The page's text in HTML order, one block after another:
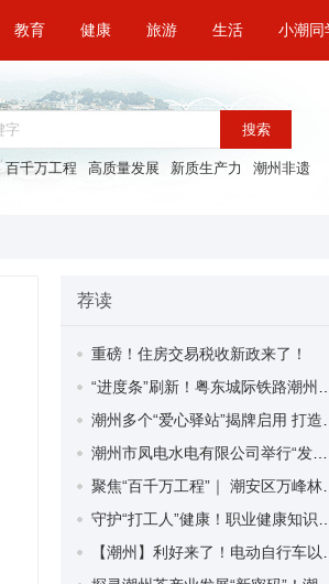
教育 健康 旅游 生活 小潮同
搜索
百千万工程 高质量发展 新质生产力 潮州非遗
荐读
重磅！住房交易税收新政来了！